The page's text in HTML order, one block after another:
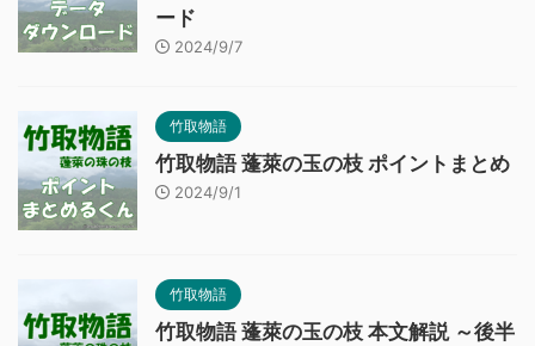
ード
2024/9/7
竹取物語
竹取物語 蓬萊の玉の枝 ポイントまとめ
2024/9/1
竹取物語
竹取物語 蓬萊の玉の枝 本文解説 ～後半